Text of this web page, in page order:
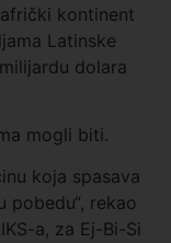
kontinent
Latinske
dolara
mogli biti.
koja spasava
rekao
a, za Ej-Bi-Si